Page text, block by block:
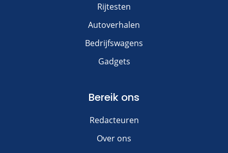
Rijtesten
Autoverhalen
Bedrijfswagens
Gadgets
Bereik ons
Redacteuren
Over ons